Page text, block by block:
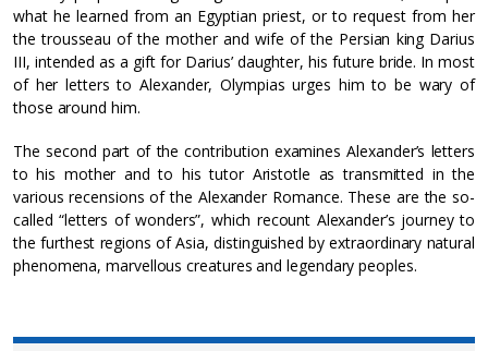
what he learned from an Egyptian priest, or to request from her
the trousseau of the mother and wife of the Persian king Darius
III, intended as a gift for Darius’ daughter, his future bride. In most
of her letters to Alexander, Olympias urges him to be wary of
those around him.
The second part of the contribution examines Alexander’s letters
to his mother and to his tutor Aristotle as transmitted in the
various recensions of the Alexander Romance. These are the so-
called “letters of wonders”, which recount Alexander’s journey to
the furthest regions of Asia, distinguished by extraordinary natural
phenomena, marvellous creatures and legendary peoples.